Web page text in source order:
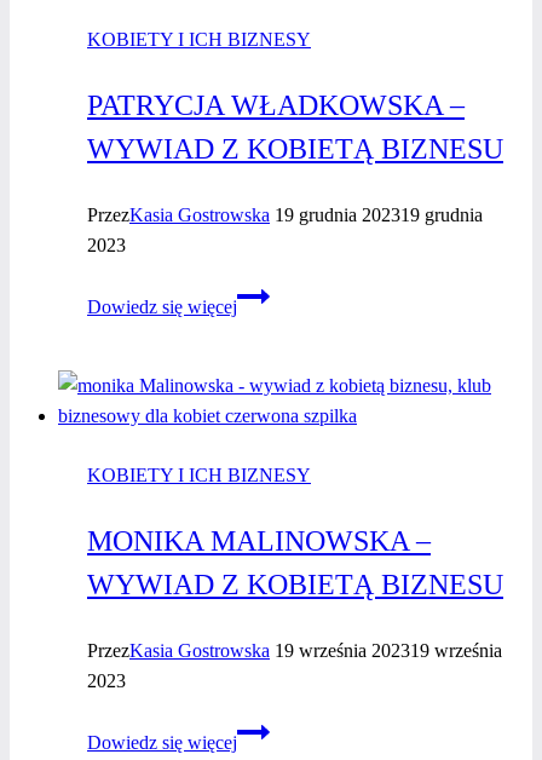
jej
KOBIETY I ICH BIZNESY
PATRYCJA WŁADKOWSKA –
WYWIAD Z KOBIETĄ BIZNESU
PrzezKasia Gostrowska 19 grudnia 202319 grudnia
2023
Dowiedz się więcej
Patrycja
wywiad
z kobietą
KOBIETY I ICH BIZNESY
MONIKA MALINOWSKA –
WYWIAD Z KOBIETĄ BIZNESU
PrzezKasia Gostrowska 19 września 202319 września
2023
Dowiedz się więcej
Monika